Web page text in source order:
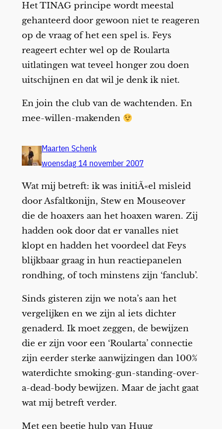
Het TINAG principe wordt meestal
gehanteerd door gewoon niet te reageren
op de vraag of het een spel is. Feys
reageert echter wel op de Roularta
uitlatingen wat teveel honger zou doen
uitschijnen en dat wil je denk ik niet.
En join the club van de wachtenden. En
mee-willen-makenden
Maarten Schenk
woensdag 14 november 2007
Wat mij betreft: ik was initiÃ«el misleid
door Asfaltkonijn, Stew en Mouseover
die de hoaxers aan het hoaxen waren. Zij
hadden ook door dat er vanalles niet
klopt en hadden het voordeel dat Feys
blijkbaar graag in hun reactiepanelen
rondhing, of toch minstens zijn ‘fanclub’.
Sinds gisteren zijn we nota’s aan het
vergelijken en we zijn al iets dichter
genaderd. Ik moet zeggen, de bewijzen
die er zijn voor een ‘Roularta’ connectie
zijn eerder sterke aanwijzingen dan 100%
waterdichte smoking-gun-standing-over-
a-dead-body bewijzen. Maar de jacht gaat
wat mij betreft verder.
Met een beetje hulp van Huug